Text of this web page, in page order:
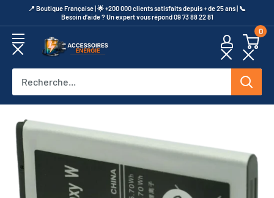
au
contenu
​📍​ Boutique Française | 🌟 +200 000 clients satisfaits depuis + de 25 ans | 📞​
Besoin d’aide ? Un expert vous répond 09 73 88 22 81
Accessoires
0